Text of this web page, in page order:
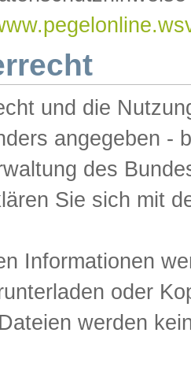
und die
angegeben -
des
Sie sich mit
Informationen
oder
werden